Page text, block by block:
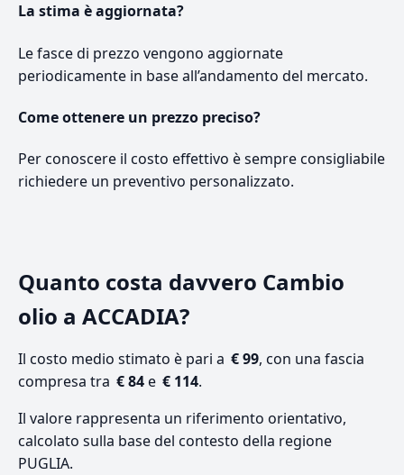
La stima è aggiornata?
Le fasce di prezzo vengono aggiornate
periodicamente in base all’andamento del mercato.
Come ottenere un prezzo preciso?
Per conoscere il costo effettivo è sempre consigliabile
richiedere un preventivo personalizzato.
Quanto costa davvero Cambio
olio a ACCADIA?
Il costo medio stimato è pari a € 99, con una fascia
compresa tra € 84e € 114.
Il valore rappresenta un riferimento orientativo,
calcolato sulla base del contesto della regione
PUGLIA.